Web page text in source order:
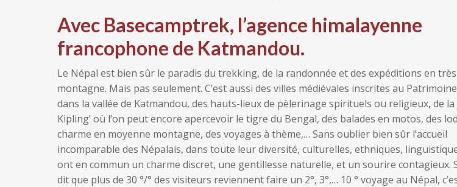
Avec Basecamptrek, l’agence himalayenne
francophone de Katmandou.
Le Népal est bien sûr le paradis du trekking, de la randonnée et des expéditions en
montagne. Mais pas seulement. C’est aussi des villes médiévales inscrites au
dans la vallée de Katmandou, des hauts-lieux de pèlerinage spirituels ou religieux, de la
Kipling’ où l’on peut encore apercevoir le tigre du Bengal, des balades en motos, des
charme en moyenne montagne, des voyages à thème,… Sans oublier bien sûr l’accueil
incomparable des Népalais, dans toute leur diversité, culturelles, ethniques,
ont en commun un charme discret, une gentillesse naturelle, et un sourire contagieux.
dit que plus de 30 °/° des visiteurs reviennent faire un 2°, 3°,… 10 ° voyage au Népal,